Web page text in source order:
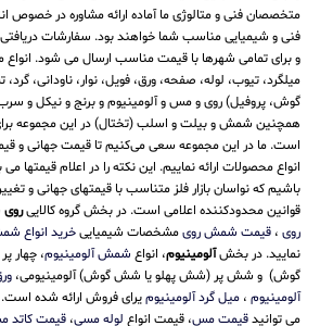
رقابتی است. در این سایت مشخصات فنی تمامی محصولات
متخصصان فنی و متالوژی ما آماده ارائه مشاوره در خصوص
فنی و شیمیایی مناسب شما خواهند بود. سفارشات
و برای تمامی شهرها با قیمت مناسب ارسال می شود. انواع
میلگرد، تیوب، لوله، صفحه، ورق، فویل، نوار، ناودانی،
گوش، پروفیل) روی و مس و آلومینیوم و برنج و نیکل و
همچنین شمش و بیلت و اسلب (تختال) در این مجموعه
است. ما در این مجموعه سعی می‌کنیم تا قیمت جهانی و قیمت
انواع محصولات ارائه نماییم. این نکته را در اعلام قیمتها
باشیم که نواسان بازار فلز متناسب با قیمتهای جهانی و
قوانین محدودکننده اعلامی است. در بخش گروه کالایی روی
روی، قیمت شمش رویمشخصات شیمیاییخرید انواع
نمایید. در بخش آلومینیوم، انواعشمش آلومینیوم، چهار
گوش) و شش پر (شش پهلو یا شش گوش) آلومینیومی،
آلومینیوم ،میل گرد آلومینیومیرای فروش ارائه شده